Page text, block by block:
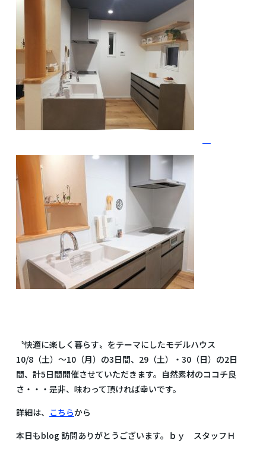
〝快適に楽しく暮らす〟をテーマにしたモデルハウス
10/8（土）～10（月）の3日間、29（土）・30（日）の2日
間、計5日間開催させていただきます。自然素材のココチ良
さ・・・是非、味わって頂ければ幸いです。
詳細は、 こちらから
本日もblog 訪問ありがとうございます。ｂｙ スタッフＨ